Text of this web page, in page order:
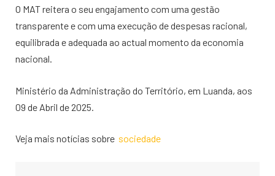
O MAT reitera o seu engajamento com uma gestão
transparente e com uma execução de despesas racional,
equilibrada e adequada ao actual momento da economia
nacional.
Ministério da Administração do Território, em Luanda, aos
09 de Abril de 2025.
Veja mais notícias sobre sociedade